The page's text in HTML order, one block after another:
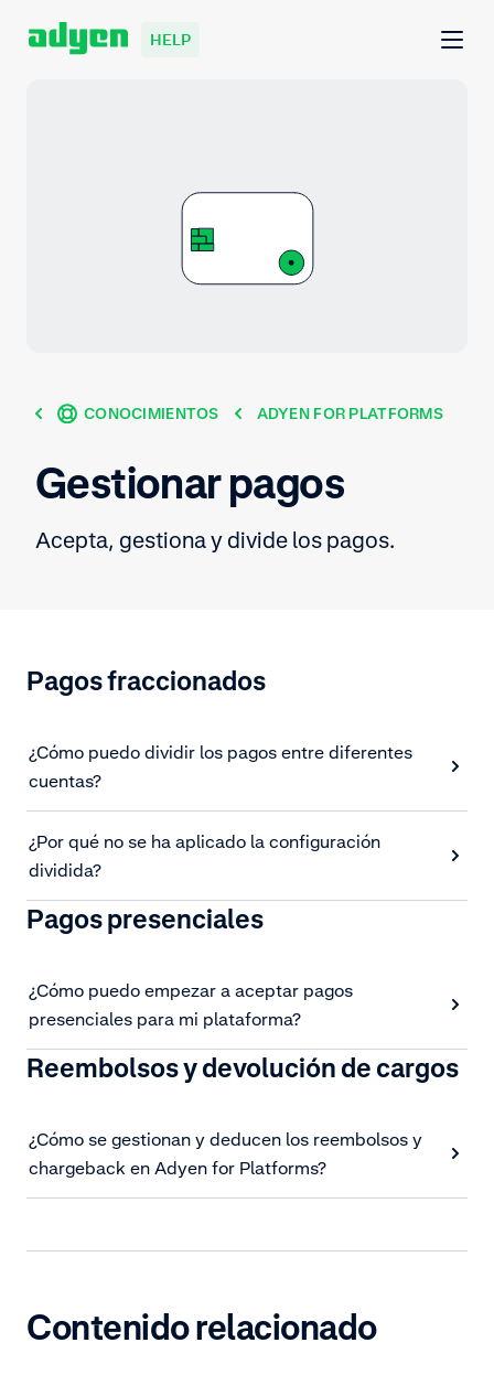
HELP
CONOCIMIENTOS ADYEN FOR PLATFORMS
Gestionar pagos
Acepta, gestiona y divide los pagos.
Pagos fraccionados
¿Cómo puedo dividir los pagos entre diferentes
cuentas?
¿Por qué no se ha aplicado la configuración
dividida?
Pagos presenciales
¿Cómo puedo empezar a aceptar pagos
presenciales para mi plataforma?
Reembolsos y devolución de cargos
¿Cómo se gestionan y deducen los reembolsos y
chargeback en Adyen for Platforms?
Contenido relacionado